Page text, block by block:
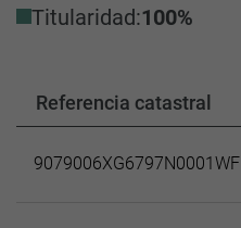
Titularidad:100%
Referencia catastral
9079006XG6797N0001WF